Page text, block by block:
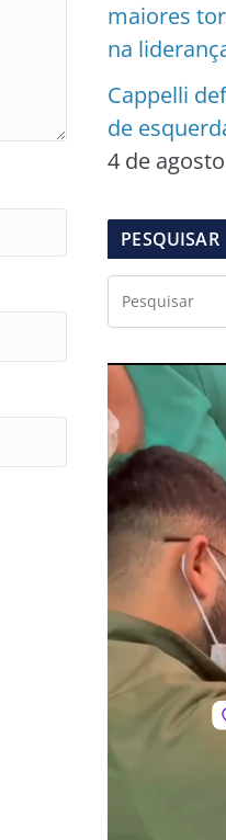
maiores
na
Cappelli
de
4 de
PESQUISAR